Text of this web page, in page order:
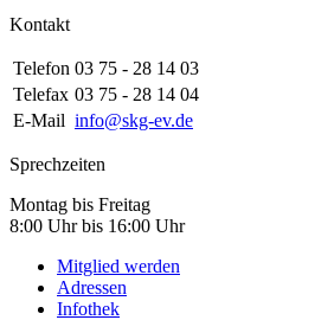
Kontakt
Telefon 03 75 - 28 14 03
Telefax 03 75 - 28 14 04
E-Mail info@skg-ev.de
Sprechzeiten
Montag bis Freitag
8:00 Uhr bis 16:00 Uhr
Mitglied werden
Adressen
Infothek